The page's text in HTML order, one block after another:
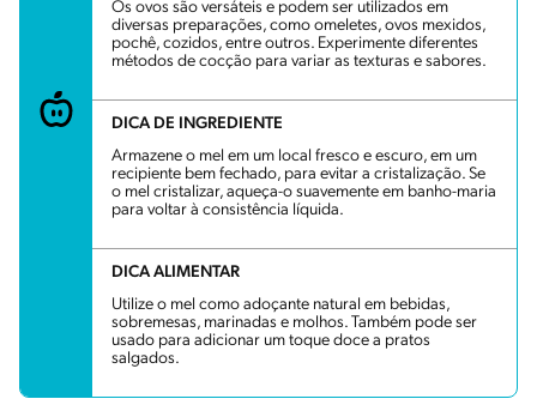
Os ovos são versáteis e podem ser utilizados em
diversas preparações, como omeletes, ovos mexidos,
pochê, cozidos, entre outros. Experimente diferentes
métodos de cocção para variar as texturas e sabores.
DICA DE INGREDIENTE
Armazene o mel em um local fresco e escuro, em um
recipiente bem fechado, para evitar a cristalização. Se
o mel cristalizar, aqueça-o suavemente em banho-maria
para voltar à consistência líquida.
DICA ALIMENTAR
Utilize o mel como adoçante natural em bebidas,
sobremesas, marinadas e molhos. Também pode ser
usado para adicionar um toque doce a pratos
salgados.